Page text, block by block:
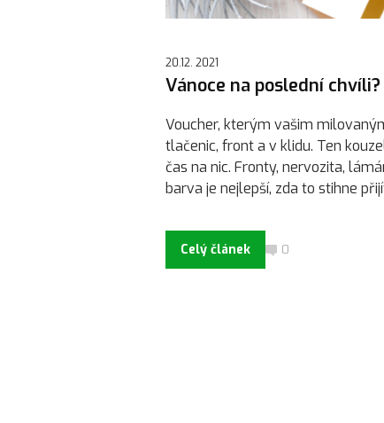
20.12. 2021
Vánoce na poslední chvíli?
Voucher, kterým vašim
tlačenic, front a v klidu. Ten
čas na nic. Fronty, nervozita,
barva je nejlepší, zda to stihne
Celý článek 0